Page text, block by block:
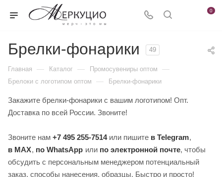
0
Брелки-фонарики 49
Главная — Каталог — Промосувениры оптом —
Брелоки с логотипом оптом — Брелки-фонарики
Закажите брелки-фонарики с вашим логотипом! Опт.
Доставка по всей России. Звоните!
Звоните нам +7 495 255-7514или пишите в Telegram,
в MAX, по WhatsApp или по электронной почте, чтобы
обсудить с персональным менеджером потенциальный
заказ, способы нанесения, образцы. Быстро и просто!